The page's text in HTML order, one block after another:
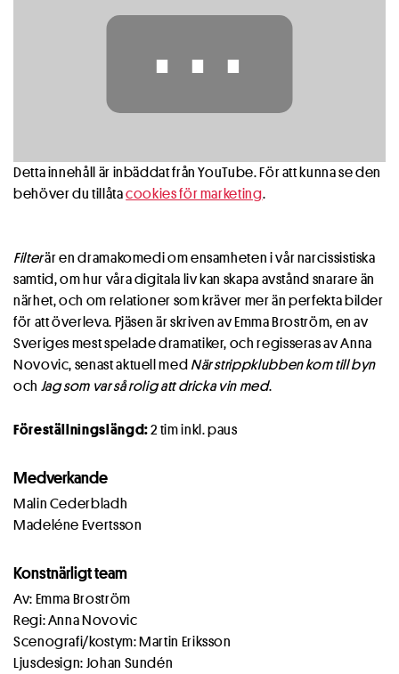
⋯
Detta innehåll är inbäddat från YouTube. För att kunna se den
behöver du tillåtacookies för marketing.
Filterär en dramakomedi om ensamheten i vår narcissistiska
samtid, om hur våra digitala liv kan skapa avstånd snarare än
närhet, och om relationer som kräver mer än perfekta bilder
för att överleva. Pjäsen är skriven av Emma Broström, en av
Sveriges mest spelade dramatiker, och regisseras av Anna
Novovic, senast aktuell medNär strippklubben kom till byn
och Jag som var så rolig att dricka vin med.
Föreställningslängd:2 tim inkl. paus
Medverkande
Malin Cederbladh
Madeléne Evertsson
Konstnärligt team
Av: Emma Broström
Regi: Anna Novovic
Scenografi/kostym: Martin Eriksson
Ljusdesign: Johan Sundén